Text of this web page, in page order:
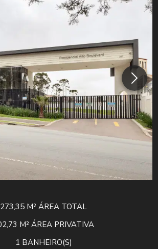
273,35 M² ÁREA TOTAL
M² ÁREA PRIVATIVA
1 BANHEIRO(S)